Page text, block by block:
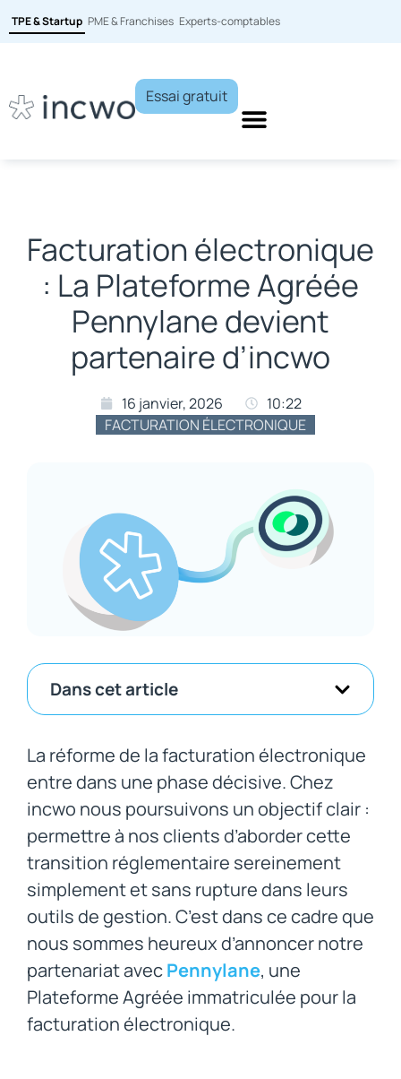
TPE & Startup PME & Franchises Experts-comptables
Essai gratuit
Facturation électronique
: La Plateforme Agréée
Pennylane devient
partenaire d’incwo
16 janvier, 2026
10:22
FACTURATION ÉLECTRONIQUE
Dans cet article
La réforme de la facturation électronique
entre dans une phase décisive. Chez
incwo nous poursuivons un objectif clair :
permettre à nos clients d’aborder cette
transition réglementaire sereinement
simplement et sans rupture dans leurs
outils de gestion. C’est dans ce cadre que
nous sommes heureux d’annoncer notre
partenariat avecPennylane, une
Plateforme Agréée immatriculée pour la
facturation électronique.